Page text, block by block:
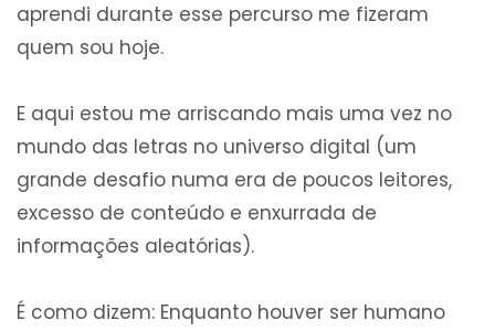
aprendi durante esse percurso me fizeram
quem sou hoje.
E aqui estou me arriscando mais uma vez no
mundo das letras no universo digital (um
grande desafio numa era de poucos leitores,
excesso de conteúdo e enxurrada de
informações aleatórias).
É como dizem: Enquanto houver ser humano